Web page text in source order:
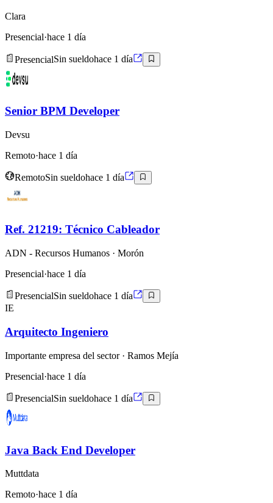
Clara
Presencial·hace 1 día
PresencialSin sueldohace 1 día
Senior BPM Developer
Devsu
Remoto·hace 1 día
RemotoSin sueldohace 1 día
Ref. 21219: Técnico Cableador
ADN - Recursos Humanos · Morón
Presencial·hace 1 día
PresencialSin sueldohace 1 día
IE
Arquitecto Ingeniero
Importante empresa del sector· Ramos Mejía
Presencial·hace 1 día
PresencialSin sueldohace 1 día
Java Back End Developer
Muttdata
Remoto·hace 1 día